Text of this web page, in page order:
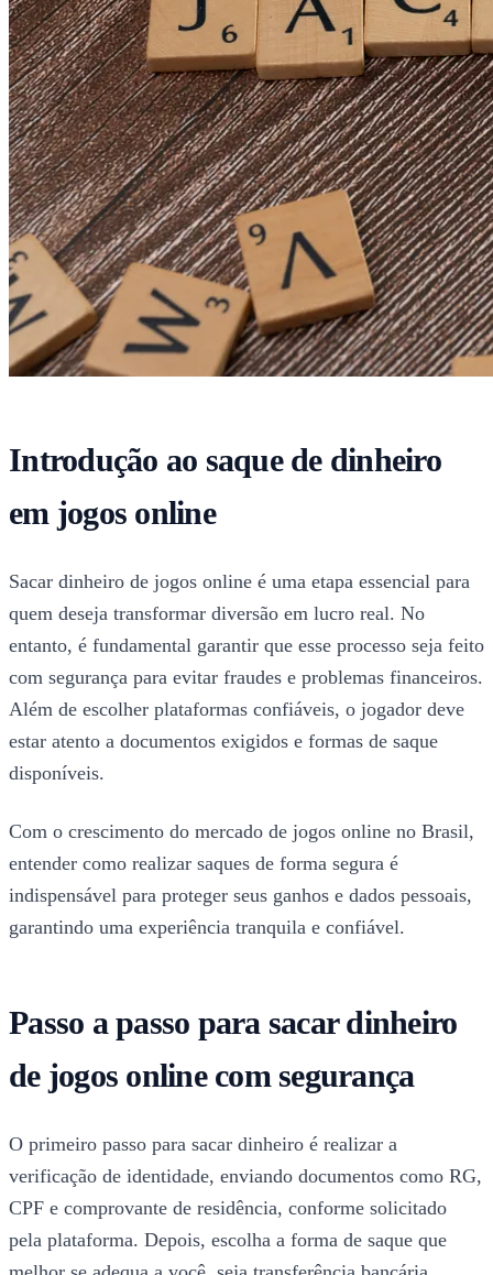
Introdução ao saque de dinheiro
em jogos online
Sacar dinheiro de jogos online é uma etapa essencial para
quem deseja transformar diversão em lucro real. No
entanto, é fundamental garantir que esse processo seja feito
com segurança para evitar fraudes e problemas financeiros.
Além de escolher plataformas confiáveis, o jogador deve
estar atento a documentos exigidos e formas de saque
disponíveis.
Com o crescimento do mercado de jogos online no Brasil,
entender como realizar saques de forma segura é
indispensável para proteger seus ganhos e dados pessoais,
garantindo uma experiência tranquila e confiável.
Passo a passo para sacar dinheiro
de jogos online com segurança
O primeiro passo para sacar dinheiro é realizar a
verificação de identidade, enviando documentos como RG,
CPF e comprovante de residência, conforme solicitado
pela plataforma. Depois, escolha a forma de saque que